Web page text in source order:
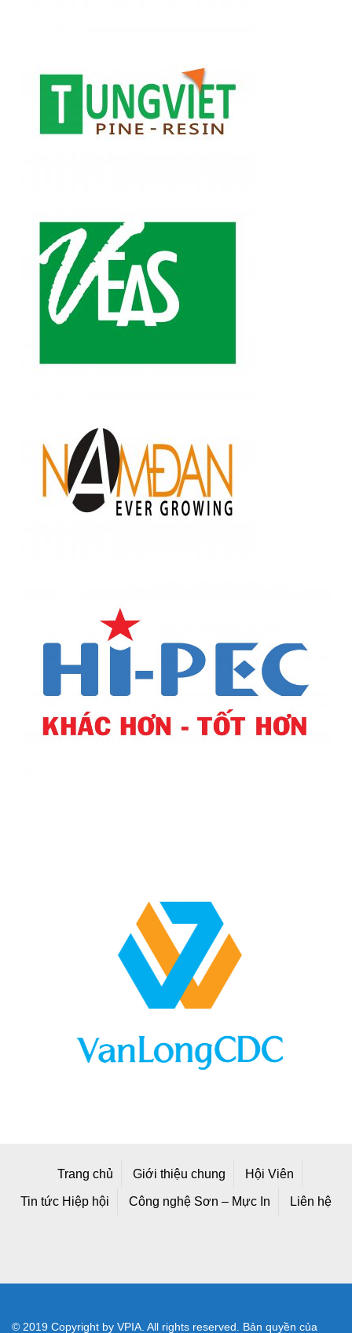
Trang chủ Giới thiệu chung Hội Viên
Tin tức Hiệp hội Công nghệ Sơn – Mực In Liên hệ
© 2019 Copyright by VPIA. All rights reserved. Bản quyền của